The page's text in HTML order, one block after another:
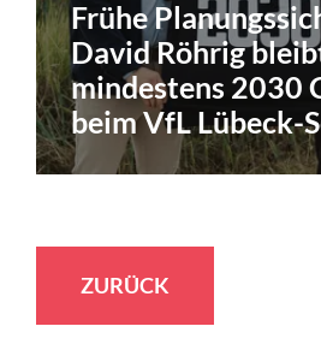
Frühe
David Röhrig
mindestens 2030
beim VfL Lübeck-
ZURÜCK